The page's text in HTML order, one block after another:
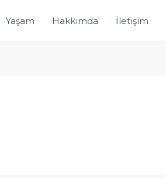
Yaşam Hakkımda İletişim